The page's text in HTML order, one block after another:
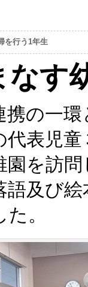
を行う1年生
なす
携の一
代表児
園を訪
語及び
。